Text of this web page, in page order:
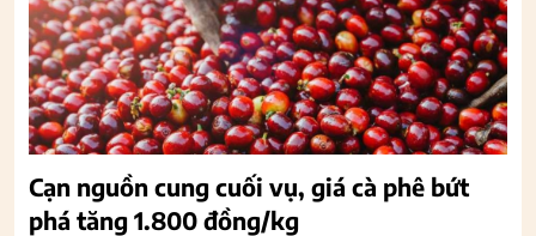
Cạn nguồn cung cuối vụ, giá cà phê bứt
phá tăng 1.800 đồng/kg